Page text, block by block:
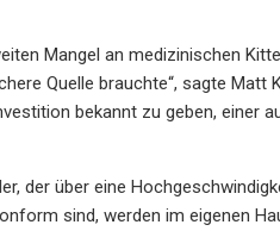
Mangel an medizinischen
Quelle brauchte“, sagte Matt
bekannt zu geben, einer
der über eine
sind, werden im eigenen